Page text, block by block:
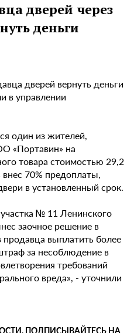
дверей через
деньги
дверей вернуть деньги
в управлении
один из жителей,
«Портавин» на
товара стоимостью 29,2
70% предоплаты,
в установленный срок.
№ 11 Ленинского
заочное решение в
продавца выплатить более
за несоблюдение в
требований
вреда», - уточнили
ПОДПИСЫВАЙТЕСЬ НА